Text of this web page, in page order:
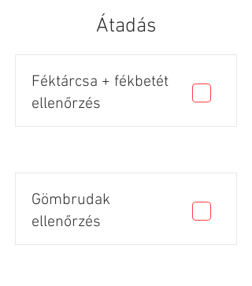
Átadás
Féktárcsa + fékbetét
ellenőrzés
Gömbrudak
ellenőrzés